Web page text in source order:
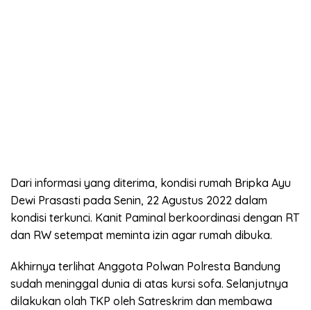
Dari informasi yang diterima, kondisi rumah Bripka Ayu
Dewi Prasasti pada Senin, 22 Agustus 2022 dalam
kondisi terkunci. Kanit Paminal berkoordinasi dengan RT
dan RW setempat meminta izin agar rumah dibuka.
Akhirnya terlihat Anggota Polwan Polresta Bandung
sudah meninggal dunia di atas kursi sofa. Selanjutnya
dilakukan olah TKP oleh Satreskrim dan membawa